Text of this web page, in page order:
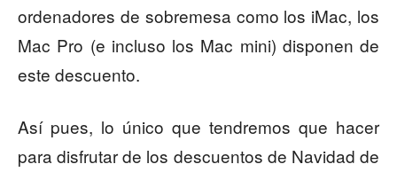
ordenadores de sobremesa como los iMac, los
Mac Pro (e incluso los Mac mini) disponen de
este descuento.
Así pues, lo único que tendremos que hacer
para disfrutar de los descuentos de Navidad de